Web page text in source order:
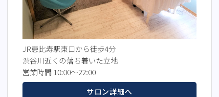
JR恵比寿駅東口から徒歩4分
渋谷川近くの落ち着いた立地
営業時間 10:00～22:00
サロン詳細へ